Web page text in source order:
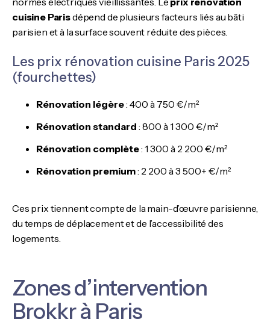
cuisine Parisdépend de plusieurs facteurs liés au bâti
parisien et à la surface souvent réduite des pièces.
Les prix rénovation cuisine Paris 2025
(fourchettes)
Rénovation légère: 400 à 750 €/m²
Rénovation standard : 800 à 1 300 €/m²
Rénovation complète: 1 300 à 2 200 €/m²
Rénovation premium: 2 200 à 3 500+ €/m²
Ces prix tiennent compte de la main-d’œuvre parisienne,
du temps de déplacement et de l’accessibilité des
logements.
Zones d’intervention
Brokkr à Paris